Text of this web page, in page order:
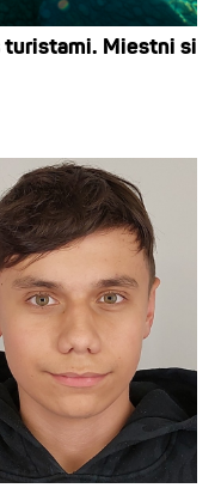
turistami. Miestni si